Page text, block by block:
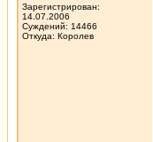
Зарегистрирован:
14.07.2006
Суждений: 14466
Откуда: Королев